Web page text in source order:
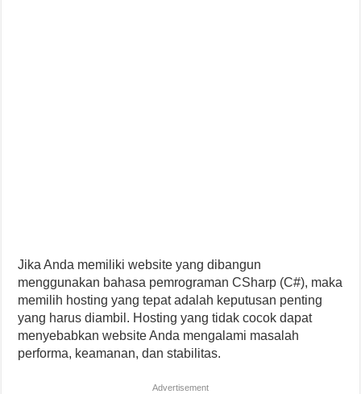
Jika Anda memiliki website yang dibangun
menggunakan bahasa pemrograman CSharp (C#), maka
memilih hosting yang tepat adalah keputusan penting
yang harus diambil. Hosting yang tidak cocok dapat
menyebabkan website Anda mengalami masalah
performa, keamanan, dan stabilitas.
Advertisement